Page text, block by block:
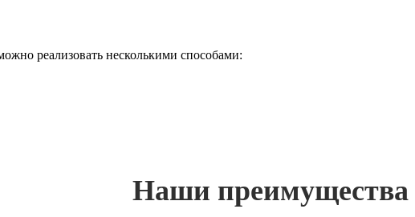
реализовать несколькими способами:
Наши преимущества